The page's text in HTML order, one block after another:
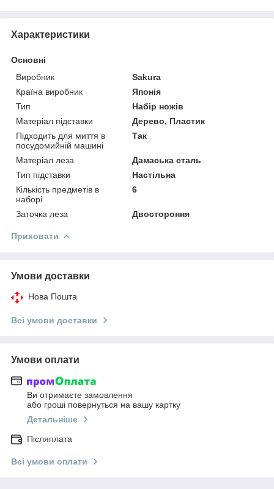
Характеристики
Основні
Виробник
Sakura
Країна виробник
Японія
Тип
Набір ножів
Матеріал підставки
Дерево, Пластик
Підходить для миття в
посудомийній машині
Так
Матеріал леза
Дамаська сталь
Тип підставки
Настільна
Кількість предметів в
наборі
6
Заточка леза Двостороння
Приховати
Умови доставки
Нова Пошта
Всі умови доставки
Умови оплати
Ви отримаєте замовлення
або гроші повернуться на вашу картку
Детальніше
Післяплата
Всі умови оплати